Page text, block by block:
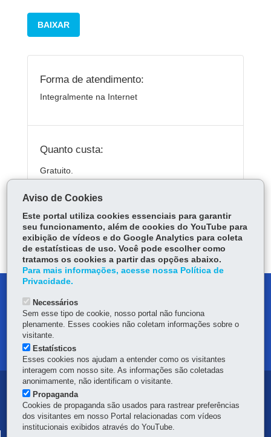
BAIXAR
Forma de atendimento:
Integralmente na Internet
Quanto custa:
Gratuito.
ÓRGÃO RESPONSÁVEL
DEIXE SUA OPINIÃO
MAPA DO SITE
OUVIDORIA
Navegação
principal
Aviso de Cookies
Este portal utiliza cookies essenciais para garantir
seu funcionamento, além de cookies do YouTube para
exibição de vídeos e do Google Analytics para coleta
de estatísticas de uso. Você pode escolher como
tratamos os cookies a partir das opções abaixo.
Para mais informações, acesse nossa Política de
Privacidade.
Necessários
Sem esse tipo de cookie, nosso portal não funciona
plenamente. Esses cookies não coletam informações sobre o
visitante.
Estatísticos
Esses cookies nos ajudam a entender como os visitantes
interagem com nosso site. As informações são coletadas
anonimamente, não identificam o visitante.
Propaganda
Cookies de propaganda são usados para rastrear preferências
dos visitantes em nosso Portal relacionadas com vídeos
institucionais exibidos através do YouTube.